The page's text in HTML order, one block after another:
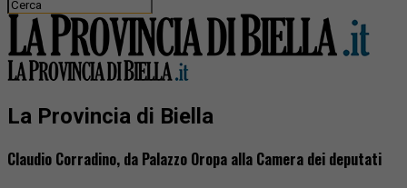
La Provincia di Biella
Claudio Corradino, da Palazzo Oropa alla Camera dei deputati